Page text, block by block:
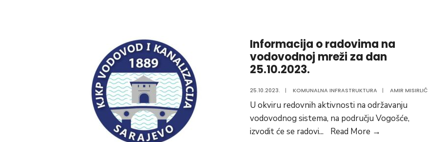
KNJIGE
“AKO
ALME
IMAMOVIĆ
Informacija o radovima na
vodovodnoj mreži za dan
25.10.2023.
25.10.2023. | KOMUNALNA INFRASTRUKTURA | AMIR MISIRLIĆ
U okviru redovnih aktivnosti na održavanju
vodovodnog sistema, na području Vogošće,
izvodit će se radovi... Read More →